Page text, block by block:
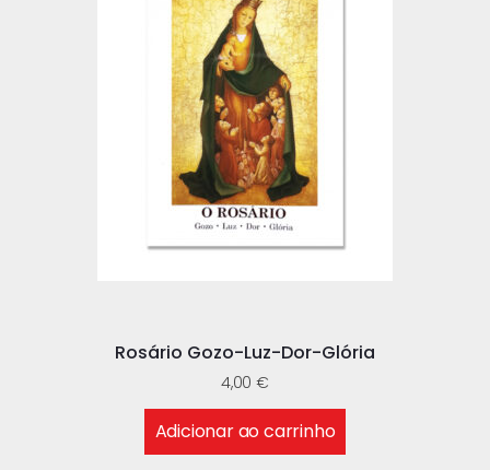
Rosário Gozo-Luz-Dor-Glória
4,00€
Adicionar ao carrinho